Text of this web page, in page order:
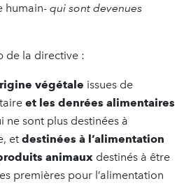
humain- qui sont devenues
de la directive :
végétale issues de
et les denrées alimentaires
ne sont plus destinées à
et destinées à l’alimentation
animaux destinés à être
premières pour l’alimentation